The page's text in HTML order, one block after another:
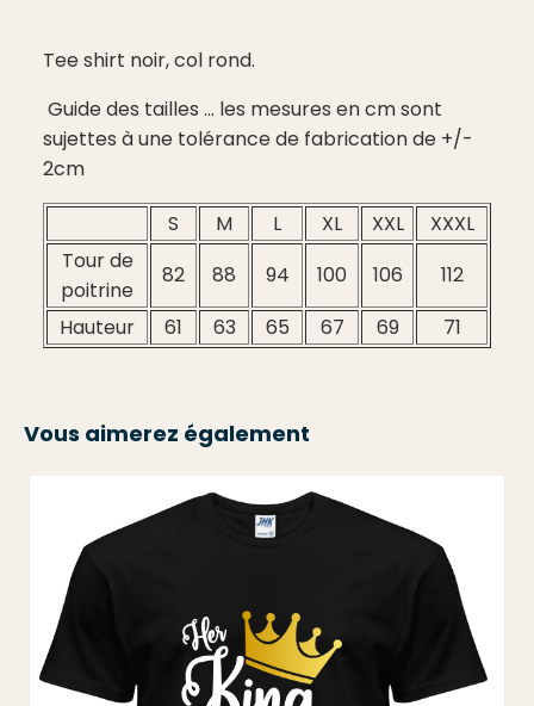
Tee shirt noir, col rond.
Guide des tailles ... les mesures en cm sont
sujettes à une tolérance de fabrication de +/-
2cm
S
M L XL XXL
XXXL
Tour de
poitrine
82 88 94 100 106
112
Hauteur
61 63 65 67 69 71
Vous aimerez également